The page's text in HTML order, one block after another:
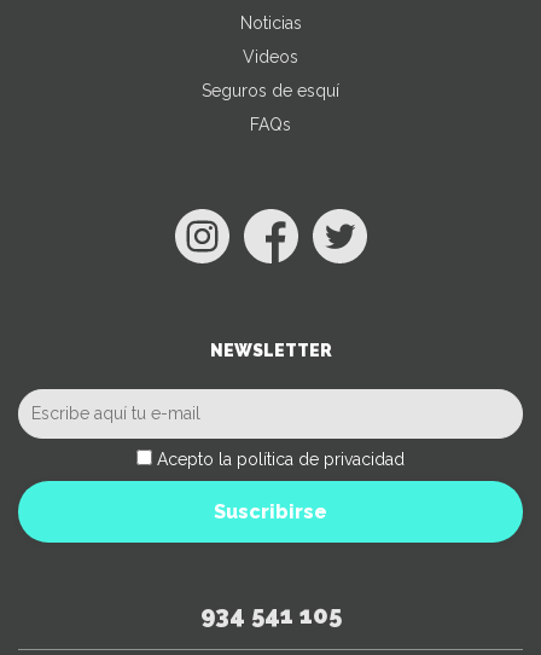
Noticias
Videos
Seguros de esquí
FAQs
NEWSLETTER
Acepto la política de privacidad
Suscribirse
934 541 105